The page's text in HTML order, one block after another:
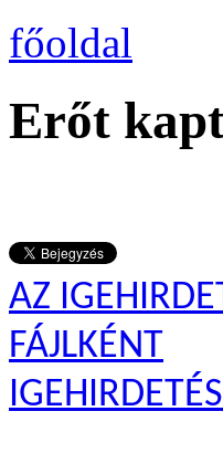
főoldal
Erőt
AZ
FÁJLKÉNT